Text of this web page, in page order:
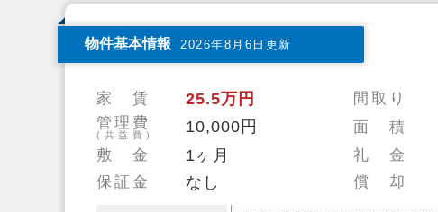
物件基本情報 2026年8月6日更新
家 賃 25.5万円 間取り
管理費
(共益費) 10,000円 面 積
敷 金 1ヶ月 礼 金
保証金 なし 償 却